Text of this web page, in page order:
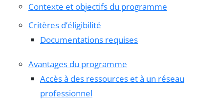
Contexte et objectifs du programme
Critères d’éligibilité
Documentations requises
Avantages du programme
Accès à des ressources et à un réseau
professionnel